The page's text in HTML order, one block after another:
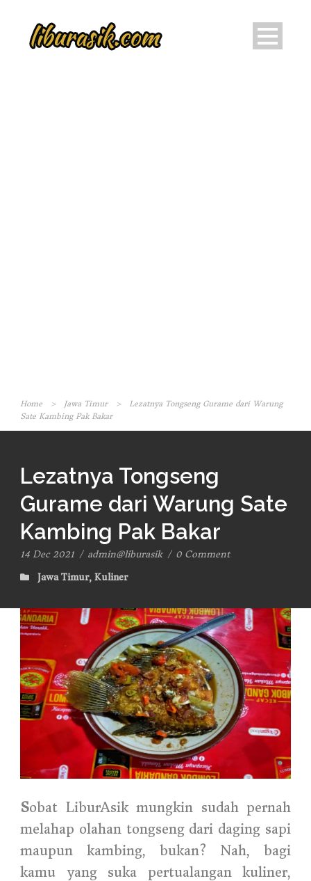
Home > Jawa Timur >
Lezatnya Tongseng Gurame dari Warung
Sate Kambing Pak Bakar
Lezatnya Tongseng
Gurame dari Warung Sate
Kambing Pak Bakar
14 Dec 2021 / admin@liburasik / 0 Comment
Jawa Timur, Kuliner
Sobat LiburAsik mungkin sudah pernah
melahap olahan tongseng dari daging sapi
maupun kambing, bukan? Nah, bagi
kamu yang suka pertualangan kuliner,